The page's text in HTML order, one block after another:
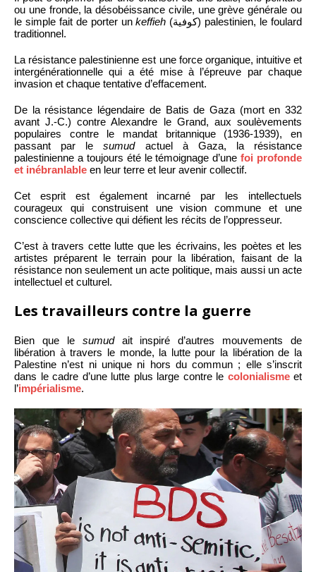
ou une fronde, la désobéissance civile, une grève générale ou
le simple fait de porter unkeffieh (كوفية) palestinien, le foulard
traditionnel.
La résistance palestinienne est une force organique, intuitive et
intergénérationnelle qui a été mise à l’épreuve par chaque
invasion et chaque tentative d’effacement.
De la résistance légendaire de Batis de Gaza (mort en 332
avant J.-C.) contre Alexandre le Grand, aux soulèvements
populaires contre le mandat britannique (1936-1939), en
passant par lesumudactuel à Gaza, la résistance
palestinienne a toujours été le témoignage d’unefoi profonde
et inébranlable en leur terre et leur avenir collectif.
Cet esprit est également incarné par les intellectuels
courageux qui construisent une vision commune et une
conscience collective qui défient les récits de l’oppresseur.
C’est à travers cette lutte que les écrivains, les poètes et les
artistes préparent le terrain pour la libération, faisant de la
résistance non seulement un acte politique, mais aussi un acte
intellectuel et culturel.
Les travailleurs contre la guerre
Bien que le sumudait inspiré d’autres mouvements de
libération à travers le monde, la lutte pour la libération de la
Palestine n’est ni unique ni hors du commun ; elle s’inscrit
dans le cadre d’une lutte plus large contre le colonialismeet
l’impérialisme.